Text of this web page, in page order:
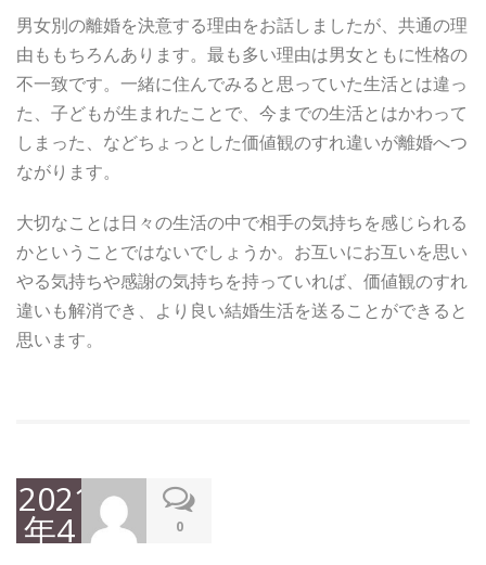
男女別の離婚を決意する理由をお話しましたが、共通の理
由ももちろんあります。最も多い理由は男女ともに性格の
不一致です。一緒に住んでみると思っていた生活とは違っ
た、子どもが生まれたことで、今までの生活とはかわって
しまった、などちょっとした価値観のすれ違いが離婚へつ
ながります。
大切なことは日々の生活の中で相手の気持ちを感じられる
かということではないでしょうか。お互いにお互いを思い
やる気持ちや感謝の気持ちを持っていれば、価値観のすれ
違いも解消でき、より良い結婚生活を送ることができると
思います。
2021
年4 0